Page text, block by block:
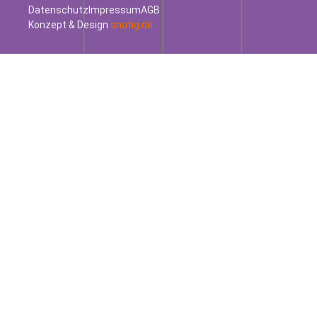
Datenschutz ImpressumAGB
Konzept & Design snutig.de